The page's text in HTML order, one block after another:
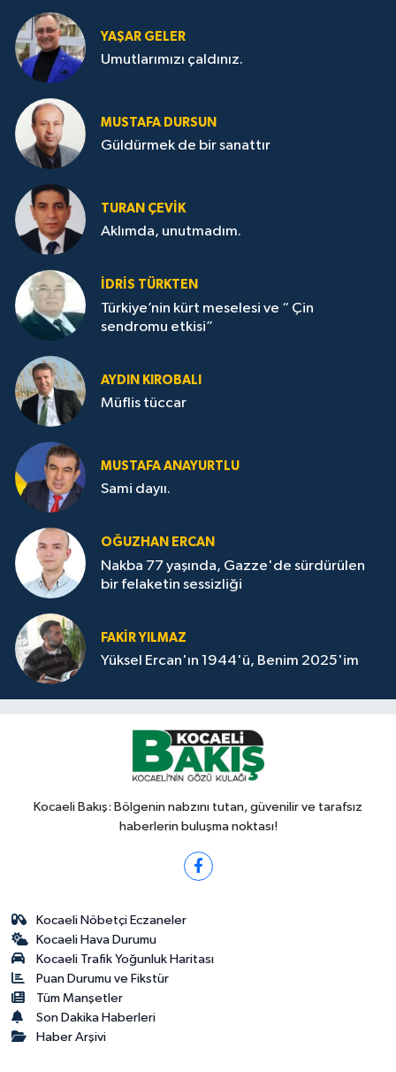
YAŞAR GELER
Umutlarımızı çaldınız.
MUSTAFA DURSUN
Güldürmek de bir sanattır
TURAN ÇEVİK
Aklımda, unutmadım.
İDRİS TÜRKTEN
Türkiye’nin kürt meselesi ve “ Çin
sendromu etkisi”
AYDIN KIROBALI
Müflis tüccar
MUSTAFA ANAYURTLU
Sami dayıı.
OĞUZHAN ERCAN
Nakba 77 yaşında, Gazze'de sürdürülen
bir felaketin sessizliği
FAKİR YILMAZ
Yüksel Ercan'ın 1944'ü, Benim 2025'im
Kocaeli Bakış: Bölgenin nabzını tutan, güvenilir ve tarafsız
haberlerin buluşma noktası!
Kocaeli Nöbetçi Eczaneler
Kocaeli Hava Durumu
Kocaeli Trafik Yoğunluk Haritası
Puan Durumu ve Fikstür
Tüm Manşetler
Son Dakika Haberleri
Haber Arşivi